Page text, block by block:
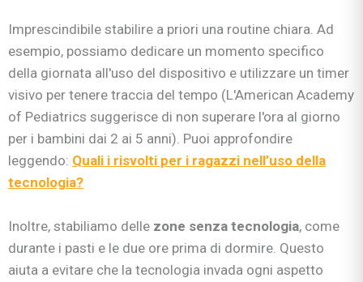
Imprescindibile stabilire a priori una routine chiara. Ad
esempio, possiamo dedicare un momento specifico
della giornata all'uso del dispositivo e utilizzare un timer
visivo per tenere traccia del tempo (L'American Academy
of Pediatrics suggerisce di non superare l'ora al giorno
per i bambini dai 2 ai 5 anni). Puoi approfondire
leggendo: Quali i risvolti per i ragazzi nell’uso della
tecnologia?
Inoltre, stabiliamo delle zone senza tecnologia, come
durante i pasti e le due ore prima di dormire. Questo
aiuta a evitare che la tecnologia invada ogni aspetto